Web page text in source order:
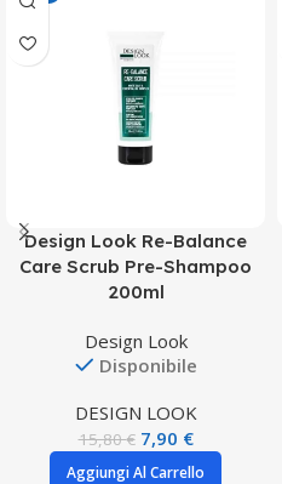
Design Look Re-Balance
Care Scrub Pre-Shampoo
200ml
Design Look
Disponibile
DESIGN LOOK
15,80€ 7,90 €
Aggiungi Al Carrello